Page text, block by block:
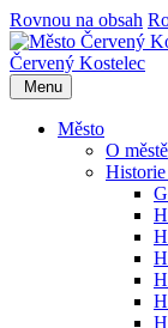
Rovnou na obsah
Červený Kostelec
Menu
Město
O městě
Historie